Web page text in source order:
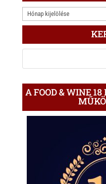
3.000
ÍRÁS
A FOOD & WINE